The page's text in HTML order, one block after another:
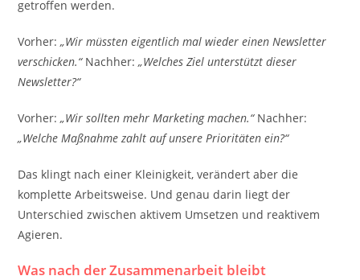
getroffen werden.
Vorher:„Wir müssten eigentlich mal wieder einen Newsletter
verschicken.“Nachher:„Welches Ziel unterstützt dieser
Newsletter?“
Vorher:„Wir sollten mehr Marketing machen.“Nachher:
„Welche Maßnahme zahlt auf unsere Prioritäten ein?“
Das klingt nach einer Kleinigkeit, verändert aber die
komplette Arbeitsweise. Und genau darin liegt der
Unterschied zwischen aktivem Umsetzen und reaktivem
Agieren.
Was nach der Zusammenarbeit bleibt